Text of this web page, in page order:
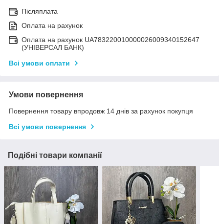
Післяплата
Оплата на рахунок
Оплата на рахунок UA783220010000026009340152647
(УНІВЕРСАЛ БАНК)
Всі умови оплати
Умови повернення
Повернення товару впродовж 14 днів за рахунок покупця
Всі умови повернення
Подібні товари компанії